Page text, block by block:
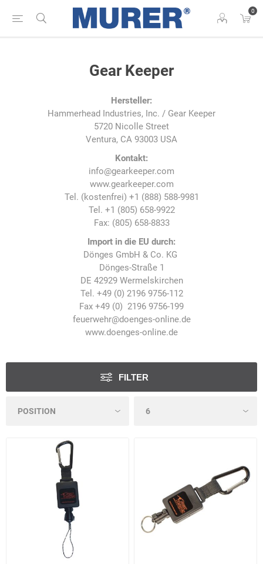
0
Gear Keeper
Hersteller:
Hammerhead Industries, Inc. / Gear Keeper
5720 Nicolle Street
Ventura, CA 93003 USA
Kontakt:
info@gearkeeper.com
www.gearkeeper.com
Tel. (kostenfrei) +1 (888) 588-9981
Tel. +1 (805) 658-9922
Fax: (805) 658-8833
Import in die EU durch:
Dönges GmbH & Co. KG
Dönges-Straße 1
DE 42929 Wermelskirchen
Tel. +49 (0) 2196 9756-112
Fax +49 (0) 2196 9756-199
feuerwehr@doenges-online.de
www.doenges-online.de
FILTER